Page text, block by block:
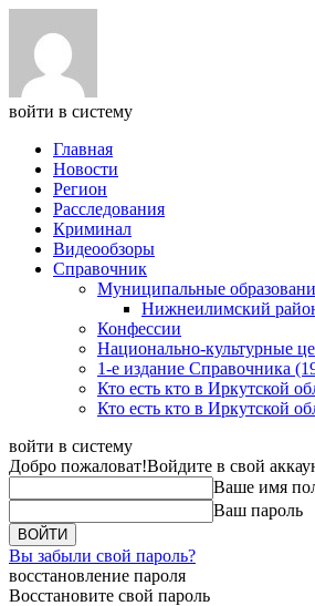
войти в систему
Главная
Новости
Регион
Расследования
Криминал
Видеообзоры
Справочник
Муниципальные
Нижнеилимский
Конфессии
Национально-культурные
1-е издание Справочника
Кто есть кто в Иркутской
Кто есть кто в Иркутской
войти в систему
Добро пожаловат!Войдите в свой
Ваше имя
Ваш пароль
Вы забыли свой пароль?
восстановление пароля
Восстановите свой пароль